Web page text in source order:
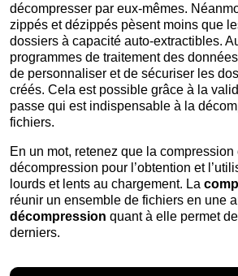
décompresser par eux-mêmes.
zippés et dézippés pèsent moins que
dossiers à capacité auto-extractibles.
programmes de traitement des
de personnaliser et de sécuriser les
créés. Cela est possible grâce à la
passe qui est indispensable à la
fichiers.
En un mot, retenez que la
décompression pour l’obtention et
lourds et lents au chargement. La
réunir un ensemble de fichiers en une
décompression quant à elle permet
derniers.